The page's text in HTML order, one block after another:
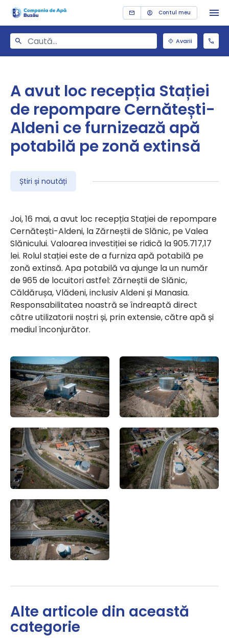
Contul meu
Avarii
A avut loc recepția Stației
de repompare Cernătești-
Aldeni ce furnizează apă
potabilă pe zonă extinsă
Știri și noutăți
Joi, 16 mai, a avut loc recepția Stației de repompare
Cernătești-Aldeni, la Zărneștii de Slănic, pe Valea
Slănicului. Valoarea investiției se ridică la 905.717,17
lei. Rolul stației este de a furniza apă potabilă pe
zonă extinsă. Apa potabilă va ajunge la un număr
de 965 de locuitori astfel: Zărneștii de Slănic,
Căldărușa, Vlădeni, inclusiv Aldeni și Manasia.
Responsabilitatea noastră se îndreaptă direct
către utilizatorii noștri și, prin extensie, către apă și
mediul înconjurător.
Alte articole din această
categorie